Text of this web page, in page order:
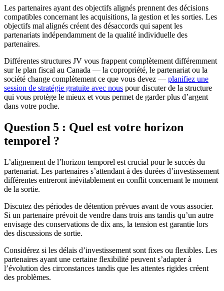
Les partenaires ayant des objectifs alignés prennent des décisions
compatibles concernant les acquisitions, la gestion et les sorties. Les
objectifs mal alignés créent des désaccords qui sapent les
partenariats indépendamment de la qualité individuelle des
partenaires.
Différentes structures JV vous frappent complètement différemment
sur le plan fiscal au Canada — la copropriété, le partenariat ou la
société change complètement ce que vous devez — planifiez une
session de stratégie gratuite avec nous pour discuter de la structure
qui vous protège le mieux et vous permet de garder plus d’argent
dans votre poche.
Question 5 : Quel est votre horizon
temporel ?
L’alignement de l’horizon temporel est crucial pour le succès du
partenariat. Les partenaires s’attendant à des durées d’investissement
différentes entreront inévitablement en conflit concernant le moment
de la sortie.
Discutez des périodes de détention prévues avant de vous associer.
Si un partenaire prévoit de vendre dans trois ans tandis qu’un autre
envisage des conservations de dix ans, la tension est garantie lors
des discussions de sortie.
Considérez si les délais d’investissement sont fixes ou flexibles. Les
partenaires ayant une certaine flexibilité peuvent s’adapter à
l’évolution des circonstances tandis que les attentes rigides créent
des problèmes.